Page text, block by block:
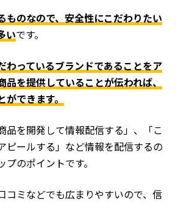
ものなので、安全性にこだわりたい
いです。
わっているブランドであることをア
品を提供していることが伝われば、
できます。
品を開発して情報配信する」、「こ
ピールする」など情報を配信するの
のポイントです。
コミなどでも広まりやすいので、信